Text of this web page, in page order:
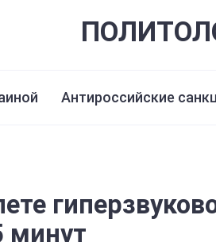
ПОЛИТО
Антироссийские
минут